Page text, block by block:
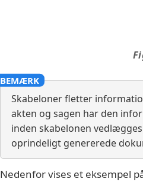
Skabeloner fletter
akten og sagen har den
inden skabelonen
oprindeligt genererede
Nedenfor vises et eksempel